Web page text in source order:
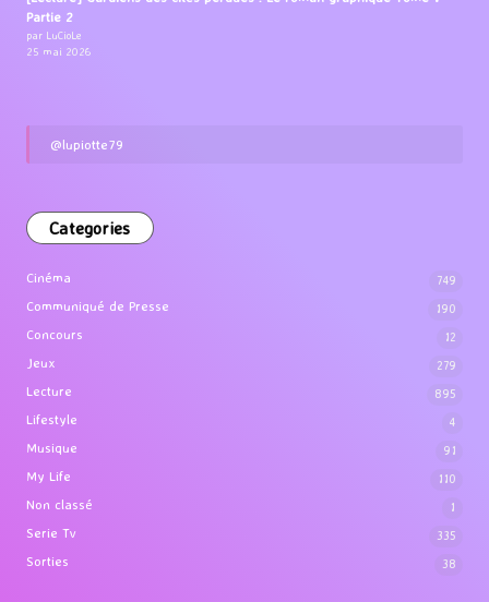
Partie 2
par LuCioLe
25 mai 2026
@lupiotte79
Categories
Cinéma 749
Communiqué de Presse 190
Concours 12
Jeux 279
Lecture 895
Lifestyle 4
Musique 91
My Life 110
Non classé 1
Serie Tv 335
Sorties 38